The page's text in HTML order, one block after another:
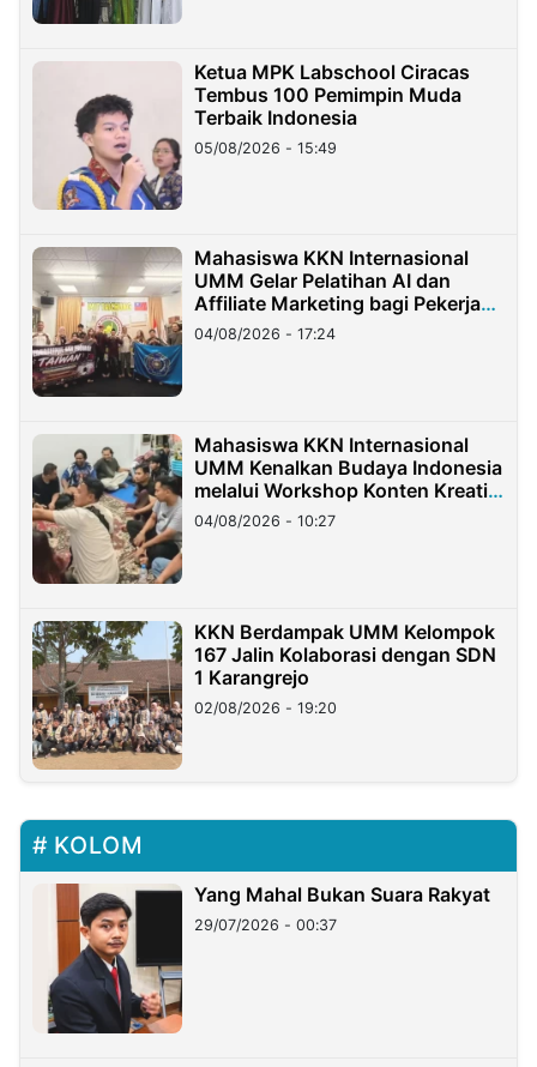
Ketua MPK Labschool Ciracas
Tembus 100 Pemimpin Muda
Terbaik Indonesia
05/08/2026 - 15:49
Mahasiswa KKN Internasional
UMM Gelar Pelatihan AI dan
Affiliate Marketing bagi Pekerja
Migran Indonesia di Taiwan
04/08/2026 - 17:24
Mahasiswa KKN Internasional
UMM Kenalkan Budaya Indonesia
melalui Workshop Konten Kreatif
di Taiwan
04/08/2026 - 10:27
KKN Berdampak UMM Kelompok
167 Jalin Kolaborasi dengan SDN
1 Karangrejo
02/08/2026 - 19:20
KOLOM
Yang Mahal Bukan Suara Rakyat
29/07/2026 - 00:37